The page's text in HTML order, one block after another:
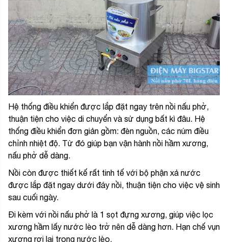
Hệ thống điều khiển được lắp đặt ngay trên nồi nấu phở,
thuận tiện cho việc di chuyển và sử dụng bất kì đâu. Hệ
thống điều khiển đơn giản gồm: đèn nguồn, các núm điều
chỉnh nhiệt độ. Từ đó giúp bạn vận hành nồi hầm xương,
nấu phở dễ dàng.
Nồi còn được thiết kế rất tinh tế với bộ phận xả nước
được lắp đặt ngay dưới đáy nồi, thuận tiện cho việc vệ sinh
sau cuối ngày.
Đi kèm với nồi nấu phở là 1 sọt đựng xương, giúp việc lọc
xương hầm lấy nước lèo trở nên dễ dàng hơn. Hạn chế vụn
xương rơi lại trong nước lèo.